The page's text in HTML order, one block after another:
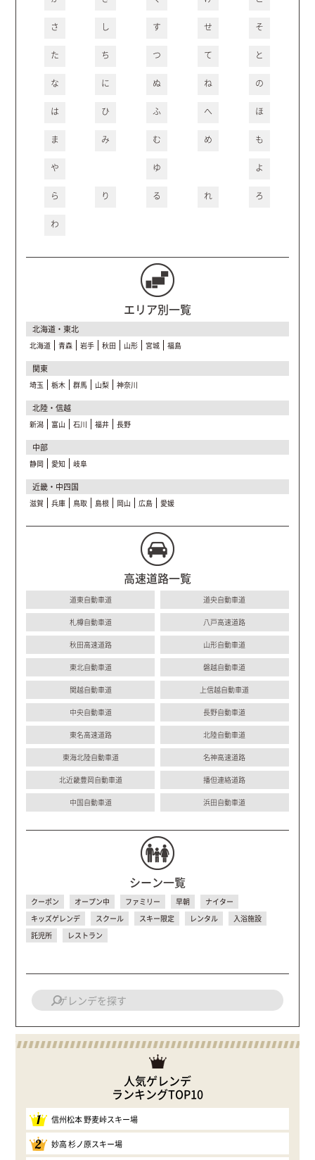
さ し す せ そ
た ち つ て と
な に ぬ ね の
は ひ ふ へ ほ
ま み む め も
や ゆ よ
ら り る れ ろ
わ
エリア別一覧
北海道・東北
北海道 青森 岩手 秋田 山形 宮城 福島
関東
埼玉 栃木 群馬 山梨 神奈川
北陸・信越
新潟 富山 石川 福井 長野
中部
静岡 愛知 岐阜
近畿・中四国
滋賀 兵庫 鳥取 島根 岡山 広島 愛媛
高速道路一覧
道東自動車道 道央自動車道
札樽自動車道 八戸高速道路
秋田高速道路 山形自動車道
東北自動車道 磐越自動車道
関越自動車道 上信越自動車道
中央自動車道 長野自動車道
東名高速道路 北陸自動車道
東海北陸自動車道 名神高速道路
北近畿豊岡自動車道 播但連絡道路
中国自動車道 浜田自動車道
シーン一覧
クーポン オープン中 ファミリー 早朝
ナイター
キッズゲレンデ
スクール スキー限定 レンタル
入浴施設
託児所
レストラン
人気ゲレンデ
ランキングTOP10
1 信州松本 野麦峠スキー場
2 妙高 杉ノ原スキー場